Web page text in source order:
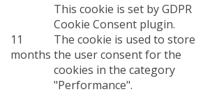
11
months
This cookie is set by GDPR
Cookie Consent plugin.
The cookie is used to store
the user consent for the
cookies in the category
"Performance".